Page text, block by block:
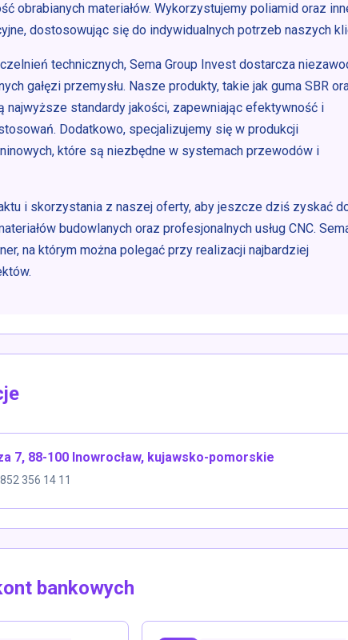
obrabianych materiałów. Wykorzystujemy poliamid oraz
dostosowując się do indywidualnych potrzeb naszych
technicznych, Sema Group Invest dostarcza
gałęzi przemysłu. Nasze produkty, takie jak guma SBR
najwyższe standardy jakości, zapewniając efektywność i
Dodatkowo, specjalizujemy się w produkcji
które są niezbędne w systemach przewodów i
i skorzystania z naszej oferty, aby jeszcze dziś zyskać
budowlanych oraz profesjonalnych usług CNC.
na którym można polegać przy realizacji najbardziej
7, 88-100 Inowrocław, kujawsko-pomorskie
356 14 11
bankowych